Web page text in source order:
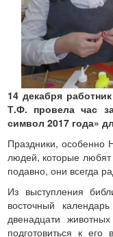
14 декабря
Т.Ф. провела час
символ 2017 года»
Праздники, особенно
людей, которые
подавно, они всегда
Из выступления
восточный
двенадцати
подготовиться к его